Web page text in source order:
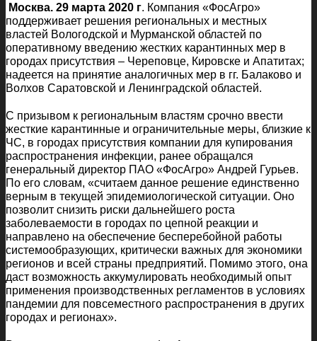
Москва. 29 марта 2020 г. Компания «ФосАгро»
поддерживает решения региональных и местных
властей Вологодской и Мурманской областей по
оперативному введению жестких карантинных мер в
городах присутствия – Череповце, Кировске и Апатитах;
надеется на принятие аналогичных мер в гг. Балаково и
Волхов Саратовской и Ленинградской областей.
С призывом к региональным властям срочно ввести
жесткие карантинные и ограничительные меры, близкие к
ЧС, в городах присутствия компании для купирования
распространения инфекции, ранее обращался
генеральный директор ПАО «ФосАгро» Андрей Гурьев.
По его словам, «считаем данное решение единственно
верным в текущей эпидемиологической ситуации. Оно
позволит снизить риски дальнейшего роста
заболеваемости в городах по цепной реакции и
направлено на обеспечение бесперебойной работы
системообразующих, критически важных для экономики
регионов и всей страны предприятий. Помимо этого, она
даст возможность аккумулировать необходимый опыт
применения производственных регламентов в условиях
пандемии для повсеместного распространения в других
городах и регионах».